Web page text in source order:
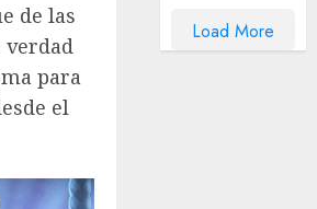
de las
verdad
para
el
Load More